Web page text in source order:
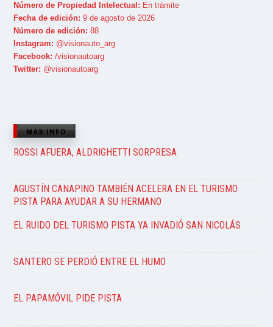
Número de Propiedad Intelectual: En trámite
Fecha de edición: 9 de agosto de 2026
Número de edición: 88
Instagram: @visionauto_arg
Facebook: /visionautoarg
Twitter: @visionautoarg
MÁS INFO
ROSSI AFUERA, ALDRIGHETTI SORPRESA
AGUSTÍN CANAPINO TAMBIÉN ACELERA EN EL TURISMO
PISTA PARA AYUDAR A SU HERMANO
EL RUIDO DEL TURISMO PISTA YA INVADIÓ SAN NICOLÁS
SANTERO SE PERDIÓ ENTRE EL HUMO
EL PAPAMÓVIL PIDE PISTA